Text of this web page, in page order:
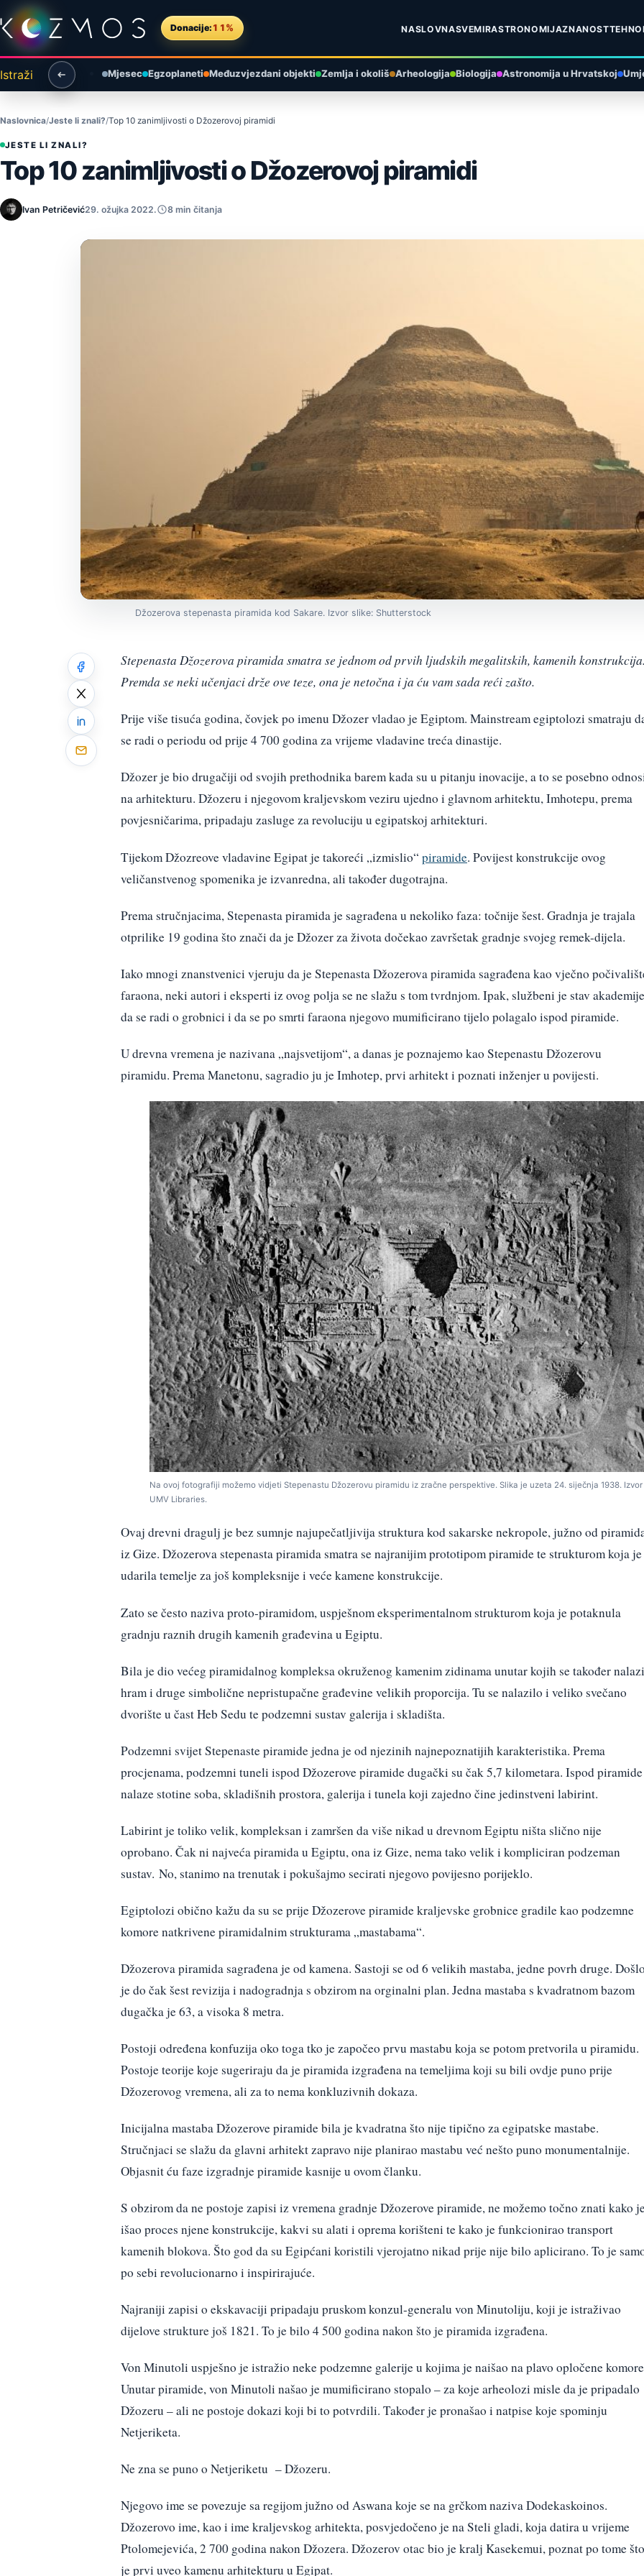
Preskoči na sadržaj
Donacije: 11% NASLOVNASVEMIRASTRONOMIJAZNANOST
Istraži Mjesec Egzoplaneti Međuzvjezdani objekti Zemlja i okoliš Arheologija Biologija Astronomija u Hrvatskoj
Naslovnica Jeste li znali? Top 10 zanimljivosti o Džozerovoj piramidi
JESTE LI ZNALI?
Top 10 zanimljivosti o Džozerovoj piramidi
Ivan Petričević29. ožujka 2022. 8 min čitanja
Džozerova stepenasta piramida kod Sakare. Izvor slike: Shutterstock
Stepenasta Džozerova piramida smatra se jednom od prvih ljudskih megalitskih, kamenih
Premda se neki učenjaci drže ove teze, ona je netočna i ja ću vam sada reći zašto.
Prije više tisuća godina, čovjek po imenu Džozer vladao je Egiptom. Mainstream egiptolozi smatraju
se radi o periodu od prije 4 700 godina za vrijeme vladavine treća dinastije.
Džozer je bio drugačiji od svojih prethodnika barem kada su u pitanju inovacije, a to se posebno
na arhitekturu. Džozeru i njegovom kraljevskom veziru ujedno i glavnom arhitektu, Imhotepu, prema
povjesničarima, pripadaju zasluge za revoluciju u egipatskoj arhitekturi.
Tijekom Džozreove vladavine Egipat je takoreći „izmislio“ piramide. Povijest konstrukcije ovog
veličanstvenog spomenika je izvanredna, ali također dugotrajna.
Prema stručnjacima, Stepenasta piramida je sagrađena u nekoliko faza: točnije šest. Gradnja je trajala
otprilike 19 godina što znači da je Džozer za života dočekao završetak gradnje svojeg remek-dijela.
Iako mnogi znanstvenici vjeruju da je Stepenasta Džozerova piramida sagrađena kao vječno
faraona, neki autori i eksperti iz ovog polja se ne slažu s tom tvrdnjom. Ipak, službeni je stav akademije
da se radi o grobnici i da se po smrti faraona njegovo mumificirano tijelo polagalo ispod piramide.
U drevna vremena je nazivana „najsvetijom“, a danas je poznajemo kao Stepenastu Džozerovu
piramidu. Prema Manetonu, sagradio ju je Imhotep, prvi arhitekt i poznati inženjer u povijesti.
Na ovoj fotografiji možemo vidjeti Stepenastu Džozerovu piramidu iz zračne perspektive. Slika je uzeta 24. siječnja 1938.
UMV Libraries.
Ovaj drevni dragulj je bez sumnje najupečatljivija struktura kod sakarske nekropole, južno od
iz Gize. Džozerova stepenasta piramida smatra se najranijim prototipom piramide te strukturom koja je
udarila temelje za još kompleksnije i veće kamene konstrukcije.
Zato se često naziva proto-piramidom, uspješnom eksperimentalnom strukturom koja je potaknula
gradnju raznih drugih kamenih građevina u Egiptu.
Bila je dio većeg piramidalnog kompleksa okruženog kamenim zidinama unutar kojih se također
hram i druge simbolične nepristupačne građevine velikih proporcija. Tu se nalazilo i veliko svečano
dvorište u čast Heb Sedu te podzemni sustav galerija i skladišta.
Podzemni svijet Stepenaste piramide jedna je od njezinih najnepoznatijih karakteristika. Prema
procjenama, podzemni tuneli ispod Džozerove piramide dugački su čak 5,7 kilometara. Ispod piramide
nalaze stotine soba, skladišnih prostora, galerija i tunela koji zajedno čine jedinstveni labirint.
Labirint je toliko velik, kompleksan i zamršen da više nikad u drevnom Egiptu ništa slično nije
oprobano. Čak ni najveća piramida u Egiptu, ona iz Gize, nema tako velik i kompliciran podzeman
sustav. No, stanimo na trenutak i pokušajmo secirati njegovo povijesno porijeklo.
Egiptolozi obično kažu da su se prije Džozerove piramide kraljevske grobnice gradile kao podzemne
komore natkrivene piramidalnim strukturama „mastabama“.
Džozerova piramida sagrađena je od kamena. Sastoji se od 6 velikih mastaba, jedne povrh druge.
je do čak šest revizija i nadogradnja s obzirom na orginalni plan. Jedna mastaba s kvadratnom bazom
dugačka je 63, a visoka 8 metra.
Postoji određena konfuzija oko toga tko je započeo prvu mastabu koja se potom pretvorila u piramidu.
Postoje teorije koje sugeriraju da je piramida izgrađena na temeljima koji su bili ovdje puno prije
Džozerovog vremena, ali za to nema konkluzivnih dokaza.
Inicijalna mastaba Džozerove piramide bila je kvadratna što nije tipično za egipatske mastabe.
Stručnjaci se slažu da glavni arhitekt zapravo nije planirao mastabu već nešto puno monumentalnije.
Objasnit ću faze izgradnje piramide kasnije u ovom članku.
S obzirom da ne postoje zapisi iz vremena gradnje Džozerove piramide, ne možemo točno znati kako
išao proces njene konstrukcije, kakvi su alati i oprema korišteni te kako je funkcionirao transport
kamenih blokova. Što god da su Egipćani koristili vjerojatno nikad prije nije bilo aplicirano. To je
po sebi revolucionarno i inspirirajuće.
Najraniji zapisi o ekskavaciji pripadaju pruskom konzul-generalu von Minutoliju, koji je istraživao
dijelove strukture još 1821. To je bilo 4 500 godina nakon što je piramida izgrađena.
Von Minutoli uspješno je istražio neke podzemne galerije u kojima je naišao na plavo opločene
Unutar piramide, von Minutoli našao je mumificirano stopalo – za koje arheolozi misle da je pripadalo
Džozeru – ali ne postoje dokazi koji bi to potvrdili. Također je pronašao i natpise koje spominju
Netjeriketa.
Ne zna se puno o Netjeriketu – Džozeru.
Njegovo ime se povezuje sa regijom južno od Aswana koje se na grčkom naziva Dodekaskoinos.
Džozerovo ime, kao i ime kraljevskog arhitekta, posvjedočeno je na Steli gladi, koja datira u vrijeme
Ptolomejevića, 2 700 godina nakon Džozera. Džozerov otac bio je kralj Kasekemui, poznat po tome što
je prvi uveo kamenu arhitekturu u Egipat.